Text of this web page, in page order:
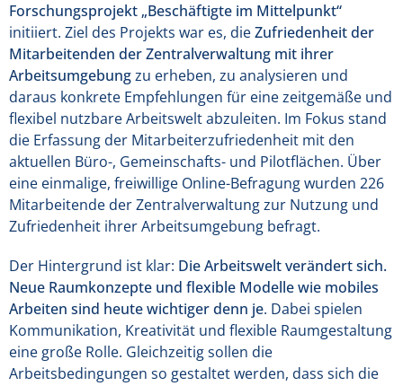
Forschungsprojekt „Beschäftigte im Mittelpunkt“
initiiert. Ziel des Projekts war es, dieZufriedenheit der
Mitarbeitenden der Zentralverwaltung mit ihrer
Arbeitsumgebungzu erheben, zu analysieren und
daraus konkrete Empfehlungen für eine zeitgemäße und
flexibel nutzbare Arbeitswelt abzuleiten. Im Fokus stand
die Erfassung der Mitarbeiterzufriedenheit mit den
aktuellen Büro-, Gemeinschafts- und Pilotflächen. Über
eine einmalige, freiwillige Online-Befragung wurden 226
Mitarbeitende der Zentralverwaltung zur Nutzung und
Zufriedenheit ihrer Arbeitsumgebung befragt.
Der Hintergrund ist klar: Die Arbeitswelt verändert sich.
Neue Raumkonzepte und flexible Modelle wie mobiles
Arbeiten sind heute wichtiger denn je. Dabei spielen
Kommunikation, Kreativität und flexible Raumgestaltung
eine große Rolle. Gleichzeitig sollen die
Arbeitsbedingungen so gestaltet werden, dass sich die